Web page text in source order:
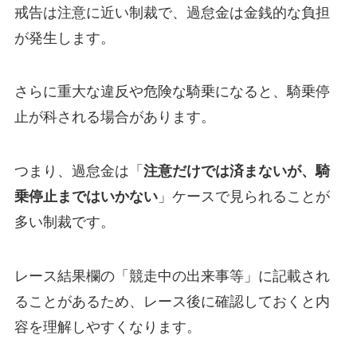
戒告は注意に近い制裁で、過怠金は金銭的な負担
が発生します。
さらに重大な違反や危険な騎乗になると、騎乗停
止が科される場合があります。
つまり、過怠金は「 注意だけでは済まないが、騎
乗停止まではいかない」ケースで見られることが
多い制裁です。
レース結果欄の「競走中の出来事等」に記載され
ることがあるため、レース後に確認しておくと内
容を理解しやすくなります。